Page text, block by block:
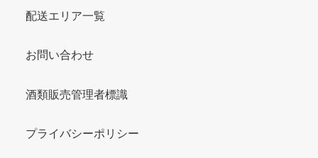
配送エリア一覧
お問い合わせ
酒類販売管理者標識
プライバシーポリシー